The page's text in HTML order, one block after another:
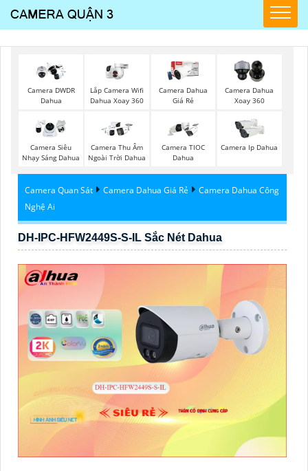
Camera DWDR
Dahua
Lắp Camera Wifi
Dahua Xoay 360
Camera Dahua
Giá Rẻ
Camera Dahua
Xoay 360
Camera Siêu
Nhạy Sáng Dahua
Camera Thu Âm
Ngoài Trời Dahua
Camera TIOC
Dahua
Camera Ip Dahua
Camera Quan Sát Camera Dahua Giá Rẻ
Camera Dahua Công
Nghệ Ai
DH-IPC-HFW2449S-S-IL Sắc Nét Dahua